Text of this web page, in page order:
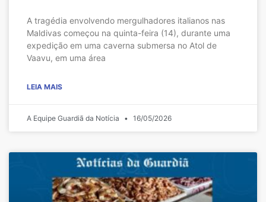
A tragédia envolvendo mergulhadores italianos nas
Maldivas começou na quinta-feira (14), durante uma
expedição em uma caverna submersa no Atol de
Vaavu, em uma área
LEIA MAIS
A Equipe Guardiã da Notícia 16/05/2026